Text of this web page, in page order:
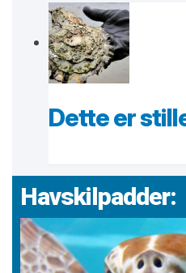
Dette er
Havskilpadder: